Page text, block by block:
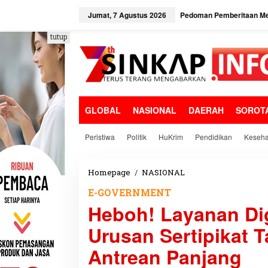
e
k
o
n
t
e
n
Jumat, 7 Agustus 2026 Pedoman Pemberitaan
GLOBAL NASIONAL DAERAH
Peristiwa Politik HuKrim Pendidikan
tutup
Homepage / NASIONAL
h
!
L
y
E-GOVERNMENT
Heboh! Layanan
Urusan Sertipikat
Antrean Panjang